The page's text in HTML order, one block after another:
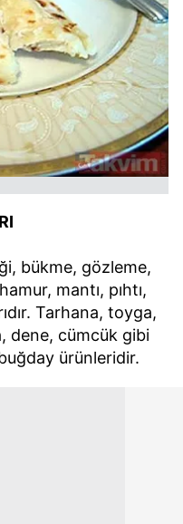
bükme, gözleme,
mantı, pıhtı,
Tarhana, toyga,
dene, cümcük gibi
ürünleridir.